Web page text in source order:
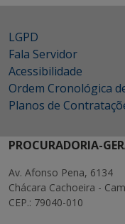
LGPD
Fala Servidor
Acessibilidade
Ordem Cronológica
Planos de
PROCURADORIA-
Av. Afonso Pena, 6134
Chácara Cachoeira -
CEP.: 79040-010